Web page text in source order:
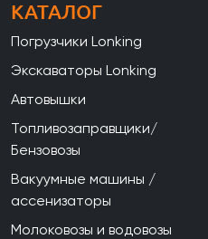
КАТАЛОГ
Погрузчики Lonking
Экскаваторы Lonking
Автовышки
Топливозаправщики/
Бензовозы
Вакуумные машины /
ассенизаторы
Молоковозы и водовозы